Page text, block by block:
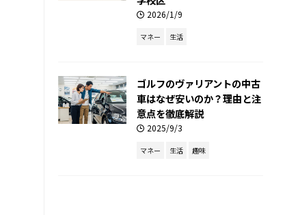
2026/1/9
マネー 生活
ゴルフのヴァリアントの中古
車はなぜ安いのか？理由と注
意点を徹底解説
2025/9/3
マネー 生活 趣味